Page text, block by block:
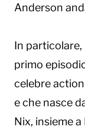
Anderson
In particolare,
primo
celebre
e che nasce
Nix, insieme